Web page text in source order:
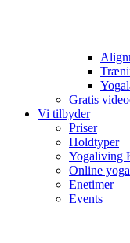
Gratis
Vi tilbyder
Priser
Holdtyper
Yogaliving
Online yoga
Enetimer
Events